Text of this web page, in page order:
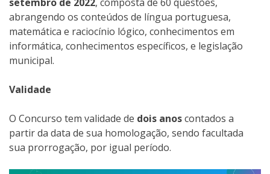
abrangendo os conteúdos de língua portuguesa,
matemática e raciocínio lógico, conhecimentos em
informática, conhecimentos específicos, e legislação
municipal.
Validade
O Concurso tem validade de dois anoscontados a
partir da data de sua homologação, sendo facultada
sua prorrogação, por igual período.